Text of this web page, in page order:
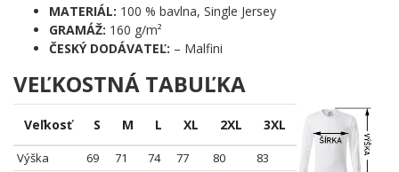
Láska nemusí byť zložitá. Stačí jedno srdce, dva úsmevy a trocha
ružovej farby. Získaj tento motív a nechaj svoj veľký deň žiariť
MATERIÁL: 100 % bavlna, Single Jersey
GRAMÁŽ: 160 g/m²
ČESKÝ DODÁVATEĽ: – Malfini
VEĽKOSTNÁ TABUĽKA
Veľkosť S M L XL 2XL 3XL
Výška 69 71 74 77 80 83